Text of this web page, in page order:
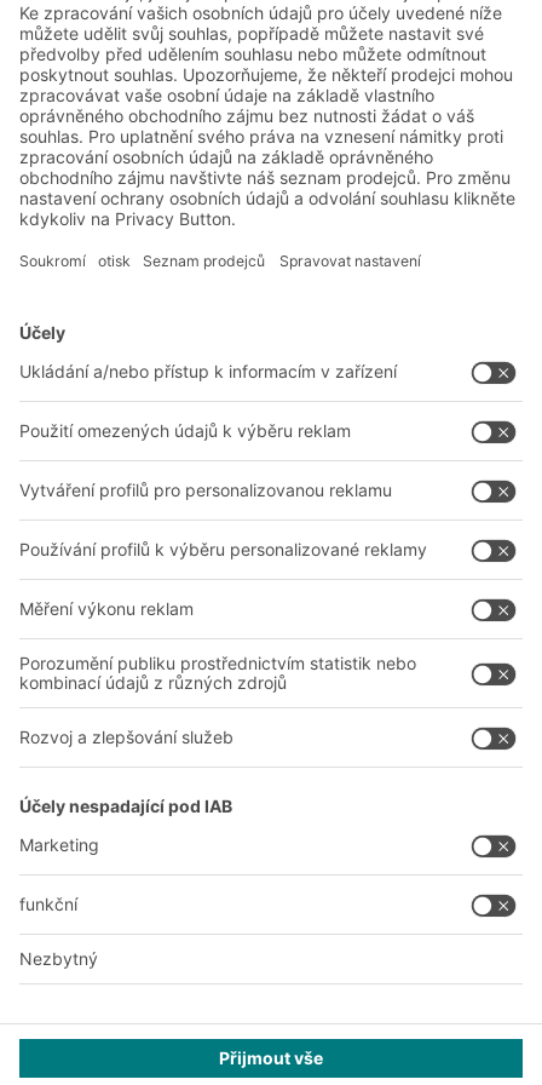
pro bezpečné skladování baterií
Řešení BITO
Řešení pro intralogistiku
Boxy & přepravky
Regály a regálové systémy
Naše služby
Kontaktní formulář
Společnost
Naše celosvětová síť
Naše závody
Sledujte nás
YOUR LIFE.
+420 733 643 229
Tato nabídka je určena pro průmysl, řemesla, obchod a profese
pro použití při samostatné, odborné nebo obchodní činnosti.